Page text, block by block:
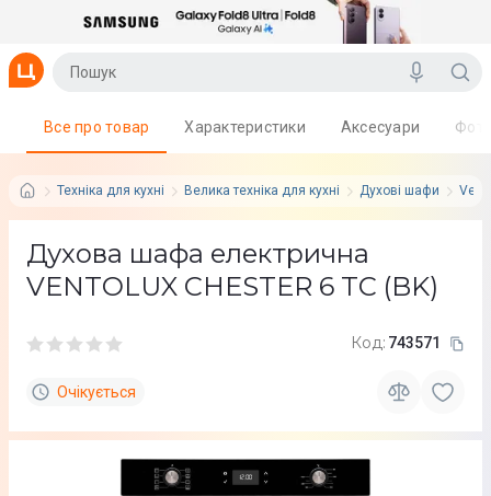
Техніка для кухні Велика техніка для кухні Духові шафи
Все про товар Характеристики Аксесуари
Духова шафа електрична
VENTOLUX CHESTER 6 TC (BK)
Код: 743571
Очікується